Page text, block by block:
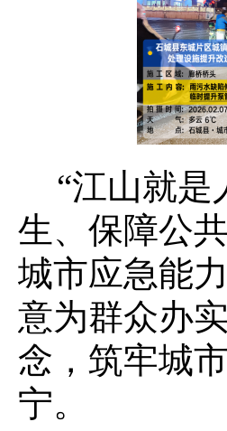
“江山就是
生、保障公
城市应急能
意为群众办
念，筑牢城
宁。